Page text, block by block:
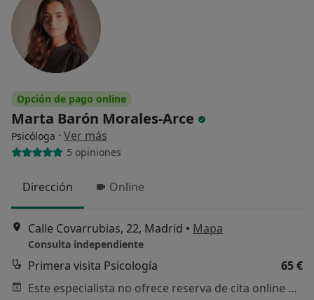
Opción de pago online
Marta Barón Morales-Arce
Psicóloga · Ver más
5 opiniones
Dirección Online
Calle Covarrubias, 22, Madrid • Mapa
Consulta independiente
Primera visita Psicología
65 €
Este especialista no ofrece reserva de cita online en esta dirección.